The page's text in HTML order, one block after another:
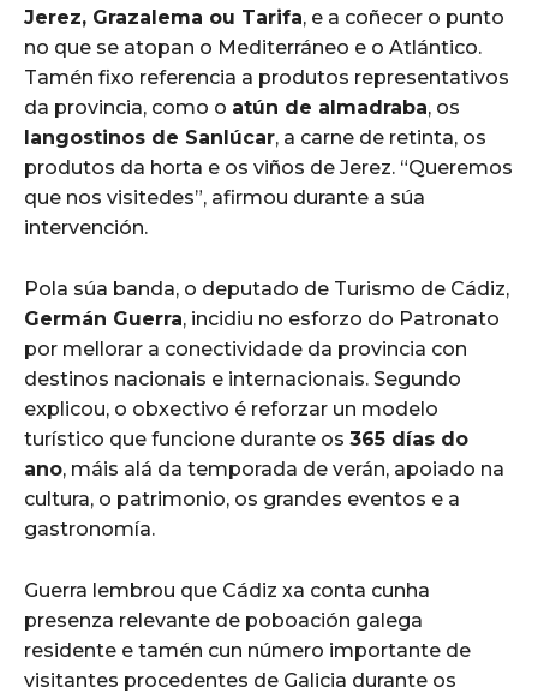
Jerez, Grazalema ou Tarifa, e a coñecer o punto
no que se atopan o Mediterráneo e o Atlántico.
Tamén fixo referencia a produtos representativos
da provincia, como o atún de almadraba, os
langostinos de Sanlúcar, a carne de retinta, os
produtos da horta e os viños de Jerez. “Queremos
que nos visitedes”, afirmou durante a súa
intervención.
Pola súa banda, o deputado de Turismo de Cádiz,
Germán Guerra, incidiu no esforzo do Patronato
por mellorar a conectividade da provincia con
destinos nacionais e internacionais. Segundo
explicou, o obxectivo é reforzar un modelo
turístico que funcione durante os 365 días do
ano, máis alá da temporada de verán, apoiado na
cultura, o patrimonio, os grandes eventos e a
gastronomía.
Guerra lembrou que Cádiz xa conta cunha
presenza relevante de poboación galega
residente e tamén cun número importante de
visitantes procedentes de Galicia durante os